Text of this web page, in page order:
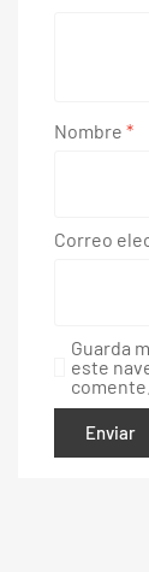
Nombre *
Correo
Guarda
este
comente.